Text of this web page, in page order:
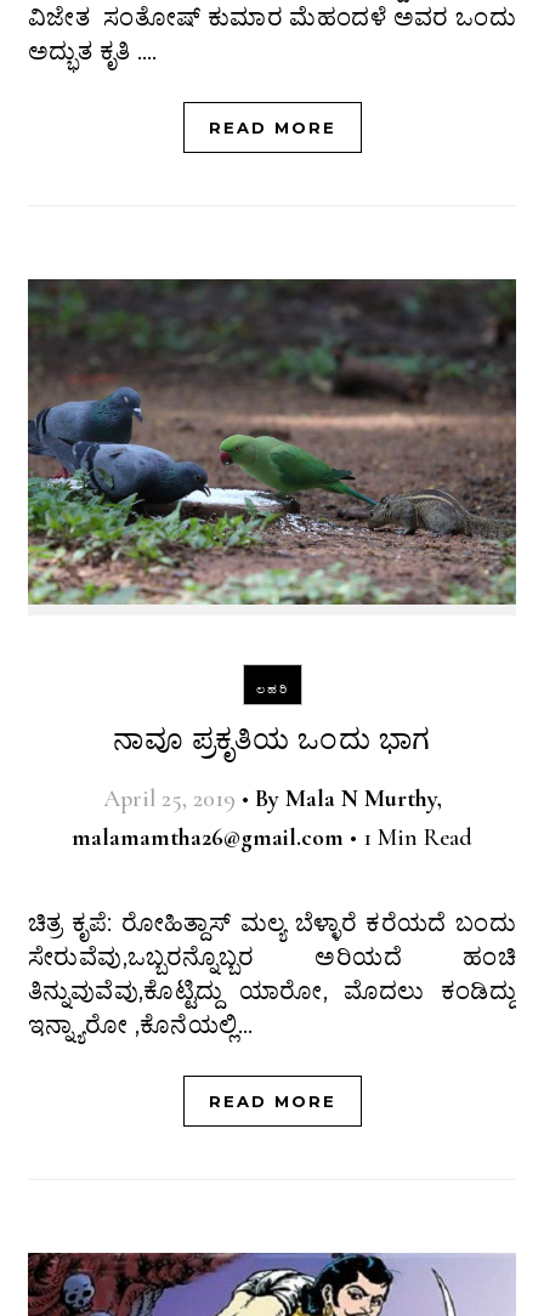
ವಿಜೇತ ಸಂತೋಷ್ ಕುಮಾರ ಮೆಹಂದಳೆ ಅವರ ಒಂದು
ಅದ್ಭುತ ಕೃತಿ .…
READ MORE
ಲಹರಿ
ನಾವೂ ಪ್ರಕೃತಿಯ ಒಂದು ಭಾಗ
April 25, 2019 • By Mala N Murthy,
malamamtha26@gmail.com • 1 Min Read
ಚಿತ್ರ ಕೃಪೆ: ರೋಹಿತ್ದಾಸ್ ಮಲ್ಯ ಬೆಳ್ಳಾರೆ ಕರೆಯದೆ ಬಂದು
ಸೇರುವೆವು,ಒಬ್ಬರನ್ನೊಬ್ಬರ ಅರಿಯದೆ ಹಂಚಿ
ತಿನ್ನುವುವೆವು,ಕೊಟ್ಟಿದ್ದು ಯಾರೋ, ಮೊದಲು ಕಂಡಿದ್ದು
ಇನ್ನ್ಯಾರೋ ,ಕೊನೆಯಲ್ಲಿ…
READ MORE